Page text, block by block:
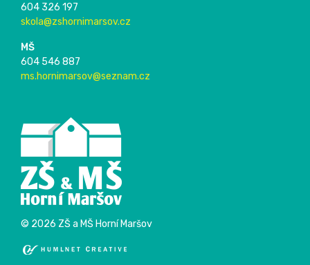
604 326 197
skola@zshornimarsov.cz
MŠ
604 546 887
ms.hornimarsov@seznam.cz
© 2026 ZŠ a MŠ Horní Maršov